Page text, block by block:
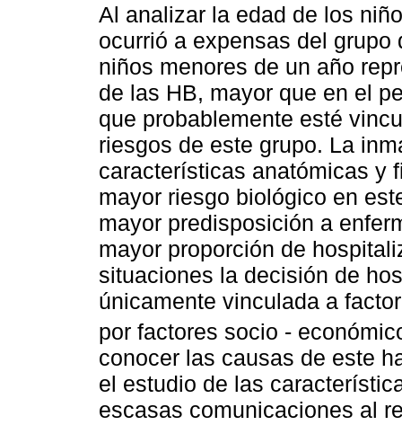
Al analizar la edad de los
ocurrió a expensas del
niños menores de un año
de las HB, mayor que en el
que probablemente esté
riesgos de este grupo. La
características anatómicas y
mayor riesgo biológico en
mayor predisposición a
mayor proporción de
situaciones la decisión de
únicamente vinculada a
por factores socio -
conocer las causas de este
el estudio de las
escasas comunicaciones al